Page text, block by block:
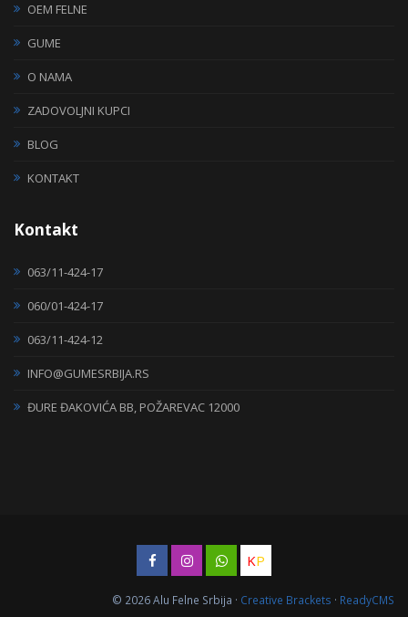
OEM FELNE
GUME
O NAMA
ZADOVOLJNI KUPCI
BLOG
KONTAKT
Kontakt
063/11-424-17
060/01-424-17
063/11-424-12
INFO@GUMESRBIJA.RS
ĐURE ĐAKOVIĆA BB, POŽAREVAC 12000
KP
© 2026 Alu Felne Srbija · Creative Brackets · ReadyCMS